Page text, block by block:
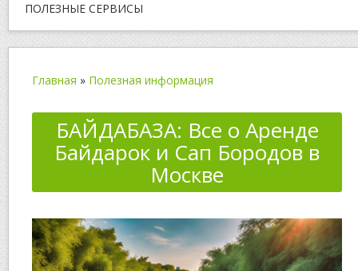
ПОЛЕЗНЫЕ СЕРВИСЫ
Главная » Полезная информация
БАЙДАБАЗА: Все о Аренде
Байдарок и Сап Бородов в
Москве